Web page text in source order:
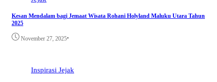
Kesan Mendalam bagi Jemaat Wisata Rohani Holyland Maluku Utara Tahun
2025
November 27, 2025•
Inspirasi Jejak